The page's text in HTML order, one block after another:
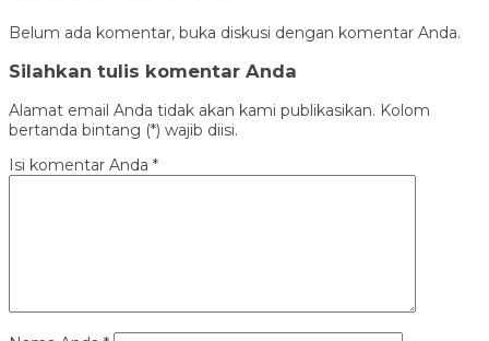
Belum ada komentar, buka diskusi dengan komentar Anda.
Silahkan tulis komentar Anda
Alamat email Anda tidak akan kami publikasikan. Kolom
bertanda bintang (*) wajib diisi.
Isi komentar Anda *